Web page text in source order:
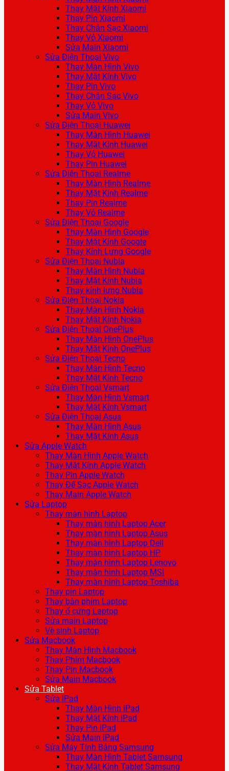
Thay Mặt Kính Xiaomi
Thay Pin Xiaomi
Thay Chân Sạc Xiaomi
Thay Vỏ Xiaomi
Sửa Main Xiaomi
Sửa Điện Thoại Vivo
Thay Màn Hình Vivo
Thay Mặt Kính Vivo
Thay Pin Vivo
Thay Chân Sạc Vivo
Thay Vỏ Vivo
Sửa Main Vivo
Sửa Điện Thoại Huawei
Thay Màn Hình Huawei
Thay Mặt Kính Huawei
Thay Vỏ Huawei
Thay Pin Huawei
Sửa Điện Thoại Realme
Thay Màn Hình Realme
Thay Mặt Kính Realme
Thay Pin Realme
Thay Vỏ Realme
Sửa Điện Thoại Google
Thay Màn Hình Google
Thay Mặt Kính Google
Thay Kính Lưng Google
Sửa Điện Thoại Nubia
Thay Màn Hình Nubia
Thay Mặt Kính Nubia
Thay kính lưng Nubia
Sửa Điện Thoại Nokia
Thay Màn Hình Nokia
Thay Mặt Kính Nokia
Sửa Điện Thoại OnePlus
Thay Màn Hình OnePlus
Thay Mặt Kính OnePlus
Sửa Điện Thoại Tecno
Thay Màn Hình Tecno
Thay Mặt Kính Tecno
Sửa Điện Thoại Vsmart
Thay Màn Hình Vsmart
Thay Mặt Kính Vsmart
Sửa Điện Thoại Asus
Thay Màn Hình Asus
Thay Mặt Kính Asus
Sửa Apple Watch
Thay Màn Hình Apple Watch
Thay Mặt Kính Apple Watch
Thay Pin Apple Watch
Thay Đế Sạc Apple Watch
Thay Main Apple Watch
Sửa Laptop
Thay màn hình Laptop
Thay màn hình Laptop Acer
Thay màn hình Laptop Asus
Thay màn hình Laptop Dell
Thay màn hình Laptop HP
Thay màn hình Laptop Lenovo
Thay màn hình Laptop MSI
Thay màn hình Laptop Toshiba
Thay pin Laptop
Thay bàn phím Laptop
Thay ổ cứng Laptop
Sửa main Laptop
Vệ sinh Laptop
Sửa Macbook
Thay Màn Hình Macbook
Thay Phím Macbook
Thay Pin Macbook
Sửa Main Macbook
Sửa Tablet
Sửa iPad
Thay Màn Hình iPad
Thay Mặt Kính iPad
Thay Pin iPad
Sửa Main iPad
Sửa Máy Tính Bảng Samsung
Thay Màn Hình Tablet Samsung
Thay Mặt Kính Tablet Samsung